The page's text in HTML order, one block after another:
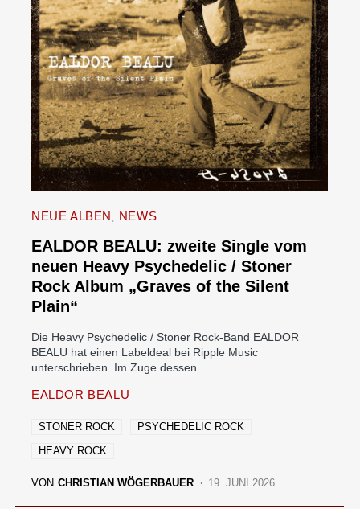
NEUE ALBEN NEWS
EALDOR BEALU: zweite Single vom
neuen Heavy Psychedelic / Stoner
Rock Album „Graves of the Silent
Plain“
Die Heavy Psychedelic / Stoner Rock-Band EALDOR
BEALU hat einen Labeldeal bei Ripple Music
unterschrieben. Im Zuge dessen…
EALDOR BEALU
STONER ROCK
PSYCHEDELIC ROCK
HEAVY ROCK
VON CHRISTIAN WÖGERBAUER 19. JUNI 2026